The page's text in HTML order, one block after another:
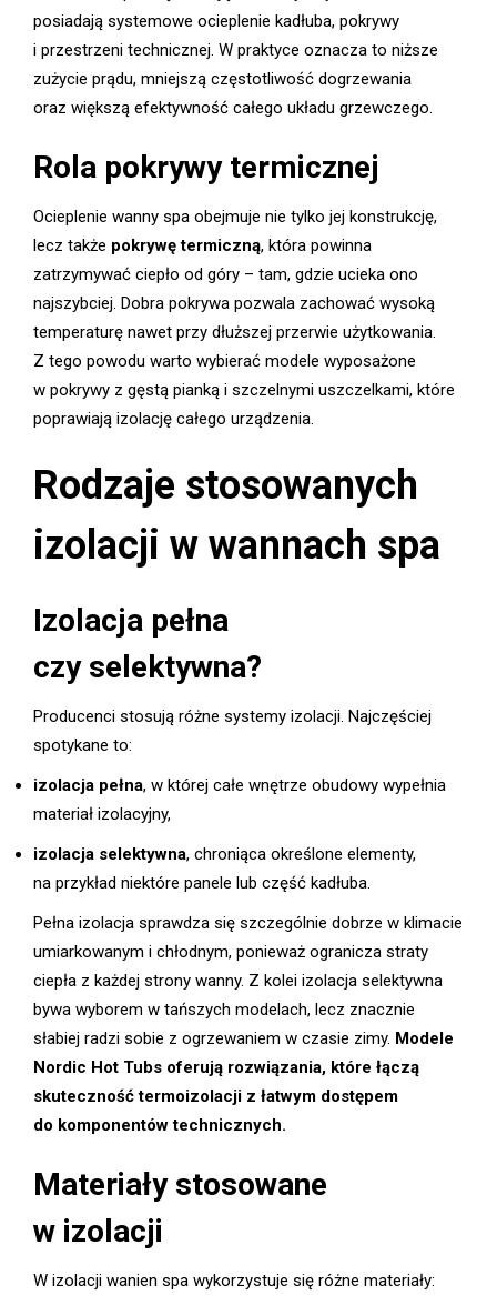
posiadają systemowe ocieplenie kadłuba, pokrywy
i przestrzeni technicznej. W praktyce oznacza to niższe
zużycie prądu, mniejszą częstotliwość dogrzewania
oraz większą efektywność całego układu grzewczego.
Rola pokrywy termicznej
Ocieplenie wanny spa obejmuje nie tylko jej konstrukcję,
lecz także pokrywę termiczną, która powinna
zatrzymywać ciepło od góry – tam, gdzie ucieka ono
najszybciej. Dobra pokrywa pozwala zachować wysoką
temperaturę nawet przy dłuższej przerwie użytkowania.
Z tego powodu warto wybierać modele wyposażone
w pokrywy z gęstą pianką i szczelnymi uszczelkami, które
poprawiają izolację całego urządzenia.
Rodzaje stosowanych
izolacji w wannach spa
Izolacja pełna
czy selektywna?
Producenci stosują różne systemy izolacji. Najczęściej
spotykane to:
izolacja pełna, w której całe wnętrze obudowy wypełnia
materiał izolacyjny,
izolacja selektywna, chroniąca określone elementy,
na przykład niektóre panele lub część kadłuba.
Pełna izolacja sprawdza się szczególnie dobrze w klimacie
umiarkowanym i chłodnym, ponieważ ogranicza straty
ciepła z każdej strony wanny. Z kolei izolacja selektywna
bywa wyborem w tańszych modelach, lecz znacznie
słabiej radzi sobie z ogrzewaniem w czasie zimy. Modele
Nordic Hot Tubs oferują rozwiązania, które łączą
skuteczność termoizolacji z łatwym dostępem
do komponentów technicznych.
Materiały stosowane
w izolacji
W izolacji wanien spa wykorzystuje się różne materiały: